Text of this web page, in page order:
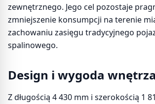
zewnętrznego. Jego cel pozostaje
zmniejszenie konsumpcji na terenie
zachowaniu zasięgu tradycyjnego
spalinowego.
Design i wygoda wnętrza
Z długością 4 430 mm i szerokością 1